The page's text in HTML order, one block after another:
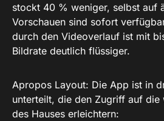
stockt 40 % weniger, selbst auf
Vorschauen sind sofort
durch den Videoverlauf ist mit
Bildrate deutlich flüssiger.
Apropos Layout: Die App ist in
unterteilt, die den Zugriff auf die
des Hauses erleichtern: